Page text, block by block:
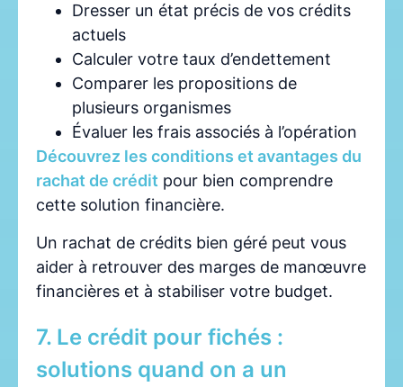
Dresser un état précis de vos crédits
actuels
Calculer votre taux d’endettement
Comparer les propositions de
plusieurs organismes
Évaluer les frais associés à l’opération
Découvrez les conditions et avantages du
rachat de crédit pour bien comprendre
cette solution financière.
Un rachat de crédits bien géré peut vous
aider à retrouver des marges de manœuvre
financières et à stabiliser votre budget.
7. Le crédit pour fichés :
solutions quand on a un